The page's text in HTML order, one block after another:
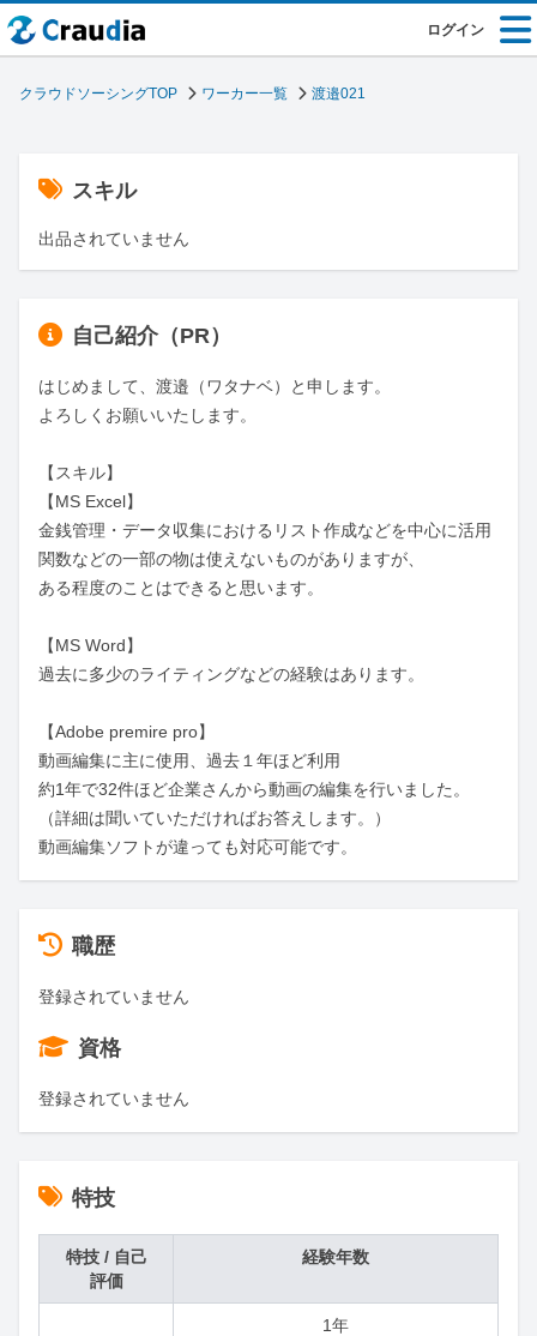
ログイン
クラウドソーシングTOP ワーカー一覧 渡邉021
スキル
出品されていません
自己紹介（PR）
はじめまして、渡邉（ワタナベ）と申します。
よろしくお願いいたします。
【スキル】
【MS Excel】
金銭管理・データ収集におけるリスト作成などを中心に活用
関数などの一部の物は使えないものがありますが、
ある程度のことはできると思います。
【MS Word】
過去に多少のライティングなどの経験はあります。
【Adobe premire pro】
動画編集に主に使用、過去１年ほど利用
約1年で32件ほど企業さんから動画の編集を行いました。
（詳細は聞いていただければお答えします。）
動画編集ソフトが違っても対応可能です。
職歴
登録されていません
資格
登録されていません
特技
特技 / 自己
評価
経験年数
1年